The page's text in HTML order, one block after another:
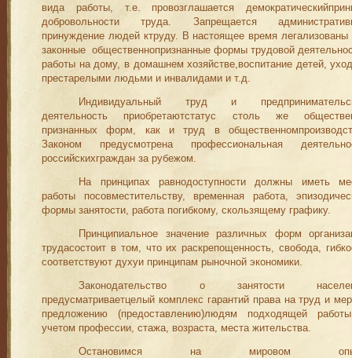
вида работы, т.е. провозглашается
добровольности труда. Запре­щается
принуждение людей ктруду. В настоящее время легализованы
законные общественнопризнанные формы трудовой
работы на дому, в домашнем хозяйстве,вос­питание детей,
престарелыми людьми и инвалидами и т.д.
Индивидуальный труд и
деятельность приоб­ретаютстатус столь же
признанных форм, как и труд в
Законом предусмотрена профессиональная
российскихграждан за рубежом.
На принципах равнодоступности должны иметь
работы посовместительству, временная работа,
формы занятости, работа погибкому, скользящему графику.
Принципиальное значение различных форм
трудасо­стоит в том, что их раскрепощенность, свобода,
соответ­ствуют духуи принципам рыночной экономики.
Законодательство о занятости
предусматриваетцелый комплекс гарантий права на труд и
предложению (предоставлению)людям подходящей
учетом профессии, стажа, воз­раста, места жительства.
Остановимся на мировом